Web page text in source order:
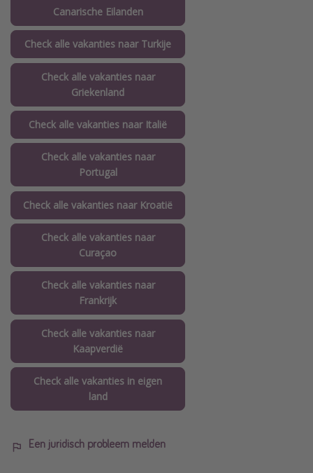
Canarische Eilanden
Check alle vakanties naar Turkije
Check alle vakanties naar
Griekenland
Check alle vakanties naar Italië
Check alle vakanties naar
Portugal
Check alle vakanties naar Kroatië
Check alle vakanties naar
Curaçao
Check alle vakanties naar
Frankrijk
Check alle vakanties naar
Kaapverdië
Check alle vakanties in eigen
land
Een juridisch probleem melden